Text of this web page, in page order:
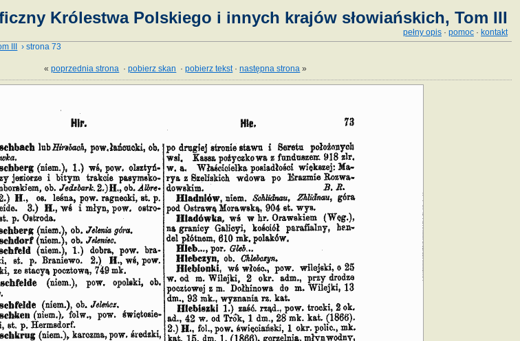
Królestwa Polskiego i innych krajów słowiańskich, Tom III
pełny opis · pomoc · kontakt
III › strona 73
«poprzednia strona ·pobierz skan ·pobierz tekst·następna strona »